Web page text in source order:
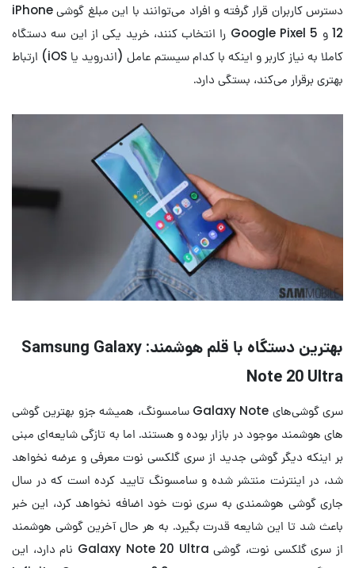
دسترس کاربران قرار گرفته و افراد می‌توانند با این مبلغ گوشی iPhone
12 و Google Pixel 5 را انتخاب کنند، خرید یکی از این سه دستگاه
کاملا به نیاز کاربر و اینکه با کدام سیستم عامل (اندروید یا iOS) ارتباط
بهتری برقرار می‌کند، بستگی دارد.
بهترین دستگاه با قلم هوشمند: Samsung Galaxy
Note 20 Ultra
سری گوشی‌های Galaxy Note سامسونگ، همیشه جزو بهترین گوشی
های هوشمند موجود در بازار بوده و هستند. اما به تازگی شایعه‌ای مبنی
بر اینکه دیگر گوشی جدید از سری گلکسی نوت معرفی و عرضه نخواهد
شد، در اینترنت منتشر شده و سامسونگ تایید کرده است که در سال
جاری گوشی هوشمندی به سری نوت خود اضافه نخواهد کرد، این خبر
باعث شد تا این شایعه قدرت بگیرد. به هر حال آخرین گوشی هوشمند
از سری گلکسی نوت، گوشی Galaxy Note 20 Ultra نام دارد، این